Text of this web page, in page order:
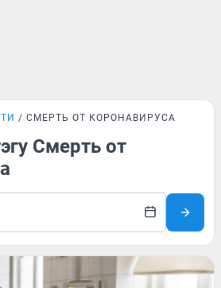
СМЕРТЬ ОТ КОРОНАВИРУСА
Смерть от